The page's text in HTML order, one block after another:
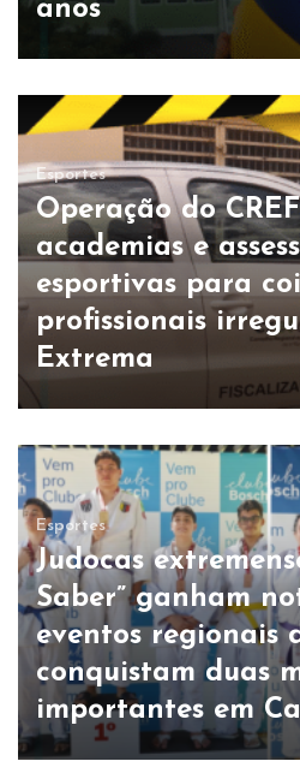
anos
Esportes
Operação do
academias e
esportivas para
profissionais
Extrema
Esportes
Judocas
Saber” ganham
eventos regionais
conquistam duas
importantes em